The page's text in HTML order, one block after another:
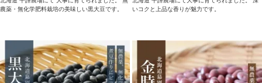
農薬・無化学肥料栽培の美味しい黒大豆です。
いコクと上品な香りが魅力です。